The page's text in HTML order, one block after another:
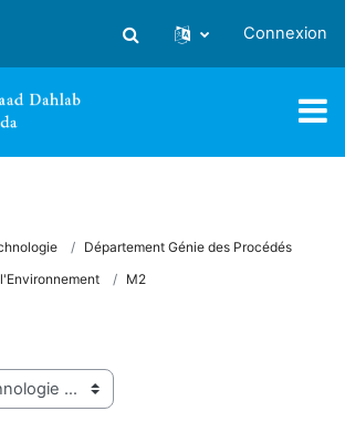
Activer/désactiver la saisie
Connexion
Département Génie des Procédés
M2